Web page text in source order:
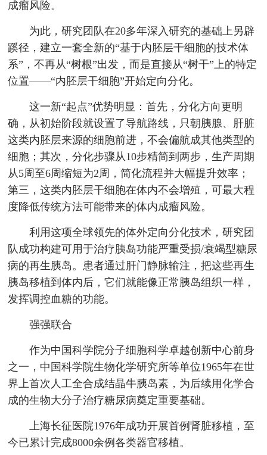
成瘤风险。
为此，研究团队在20多年深入研究的基础上另辟
蹊径，建立一套全新的“基于内胚层干细胞的技术体
系”，不再从“树根”出发，而是直接从“树干”上的特定
位置——“内胚层干细胞”开始定向分化。
这一新“起点”优势明显：首先，分化方向更明
确，从初始阶段就设置了导航路线，只朝胰腺、肝脏
这类内胚层来源的细胞前进，不会偏航成其他类型的
细胞；其次，分化步骤从10步精简到两步，生产周期
从5周至6周缩短为2周，简化流程并大幅提升效率；
第三，这类内胚层干细胞在体内不会增殖，可最大程
度降低传统方法可能带来的体内成瘤风险。
利用这项全球领先的体外定向分化技术，研究团
队成功构建可用于治疗胰岛功能严重受损/衰竭型糖尿
病的再生胰岛。患者通过肝门静脉输注，把这些再生
胰岛移植到体内后，它们就能像正常胰岛组织一样，
发挥调控血糖的功能。
强强联合
作为中国科学院分子细胞科学卓越创新中心前身
之一，中国科学院生物化学研究所等单位1965年在世
界上首次人工全合成结晶牛胰岛素，为后续用化学合
成的生物大分子治疗糖尿病奠定重要基础。
上海长征医院1976年成功开展首例肾脏移植，至
今已累计完成8000余例各类器官移植。